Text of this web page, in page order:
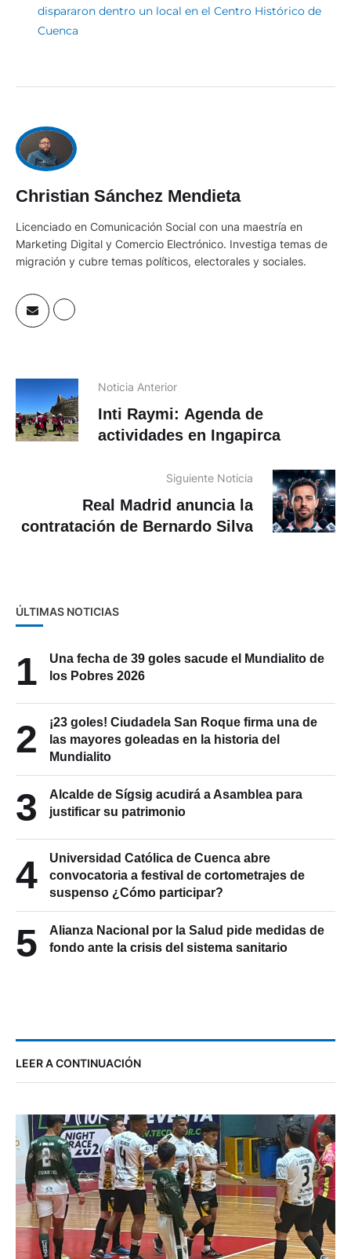
dispararon dentro un local en el Centro Histórico de
Cuenca
Christian Sánchez Mendieta
Licenciado en Comunicación Social con una maestría en
Marketing Digital y Comercio Electrónico. Investiga temas de
migración y cubre temas políticos, electorales y sociales.
Noticia Anterior
Inti Raymi: Agenda de
actividades en Ingapirca
Siguiente Noticia
Real Madrid anuncia la
contratación de Bernardo Silva
ÚLTIMAS NOTICIAS
1
Una fecha de 39 goles sacude el Mundialito de
los Pobres 2026
2
¡23 goles! Ciudadela San Roque firma una de
las mayores goleadas en la historia del
Mundialito
3
Alcalde de Sígsig acudirá a Asamblea para
justificar su patrimonio
4
Universidad Católica de Cuenca abre
convocatoria a festival de cortometrajes de
suspenso ¿Cómo participar?
5
Alianza Nacional por la Salud pide medidas de
fondo ante la crisis del sistema sanitario
LEER A CONTINUACIÓN